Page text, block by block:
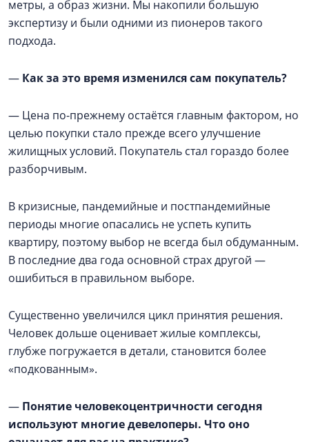
метры, а образ жизни. Мы накопили большую
экспертизу и были одними из пионеров такого
подхода.
— Как за это время изменился сам покупатель?
— Цена по-прежнему остаётся главным фактором, но
целью покупки стало прежде всего улучшение
жилищных условий. Покупатель стал гораздо более
разборчивым.
В кризисные, пандемийные и постпандемийные
периоды многие опасались не успеть купить
квартиру, поэтому выбор не всегда был обдуманным.
В последние два года основной страх другой —
ошибиться в правильном выборе.
Существенно увеличился цикл принятия решения.
Человек дольше оценивает жилые комплексы,
глубже погружается в детали, становится более
«подкованным».
— Понятие человекоцентричности сегодня
используют многие девелоперы. Что оно